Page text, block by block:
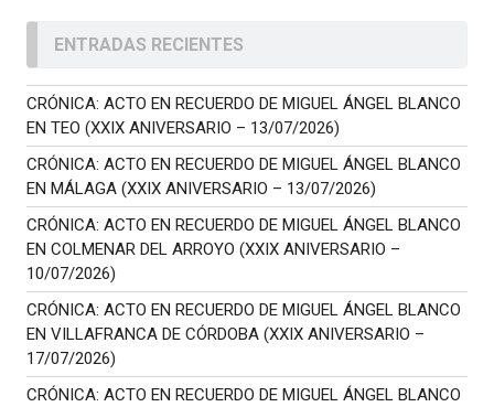
ENTRADAS RECIENTES
CRÓNICA: ACTO EN RECUERDO DE MIGUEL ÁNGEL BLANCO
EN TEO (XXIX ANIVERSARIO – 13/07/2026)
CRÓNICA: ACTO EN RECUERDO DE MIGUEL ÁNGEL BLANCO
EN MÁLAGA (XXIX ANIVERSARIO – 13/07/2026)
CRÓNICA: ACTO EN RECUERDO DE MIGUEL ÁNGEL BLANCO
EN COLMENAR DEL ARROYO (XXIX ANIVERSARIO –
10/07/2026)
CRÓNICA: ACTO EN RECUERDO DE MIGUEL ÁNGEL BLANCO
EN VILLAFRANCA DE CÓRDOBA (XXIX ANIVERSARIO –
17/07/2026)
CRÓNICA: ACTO EN RECUERDO DE MIGUEL ÁNGEL BLANCO